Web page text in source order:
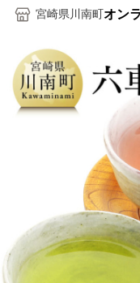
宮崎県川南町 オン